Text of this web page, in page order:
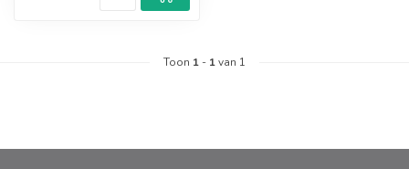
Toon 1 - 1van 1